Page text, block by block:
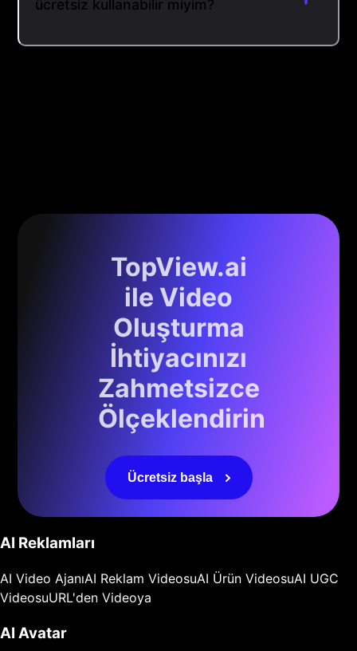
ücretsiz kullanabilir miyim?
TopView.ai
ile Video
Oluşturma
İhtiyacınızı
Zahmetsizce
Ölçeklendirin
Ücretsiz başla
AI Reklamları
AI Video AjanıAI Reklam VideosuAI Ürün VideosuAI UGC
VideosuURL'den Videoya
AI Avatar